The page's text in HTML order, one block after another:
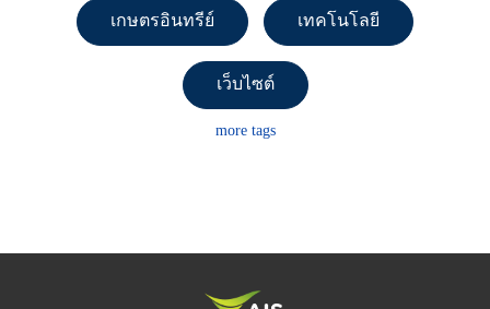
เกษตรอินทรีย์ เทคโนโลยี
เว็บไซต์
more tags